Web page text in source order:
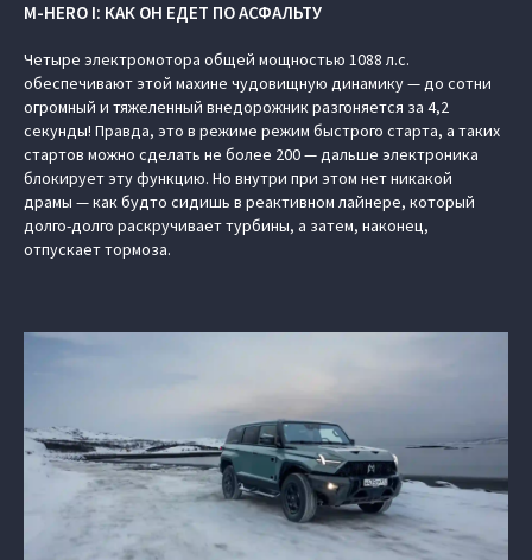
M-HERO I: КАК ОН ЕДЕТ ПО АСФАЛЬТУ
Четыре электромотора общей мощностью 1088 л.с.
обеспечивают этой махине чудовищную динамику — до сотни
огромный и тяжеленный внедорожник разгоняется за 4,2
секунды! Правда, это в режиме режим быстрого старта, а таких
стартов можно сделать не более 200 — дальше электроника
блокирует эту функцию. Но внутри при этом нет никакой
драмы — как будто сидишь в реактивном лайнере, который
долго-долго раскручивает турбины, а затем, наконец,
отпускает тормоза.